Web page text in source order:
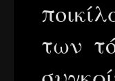
των